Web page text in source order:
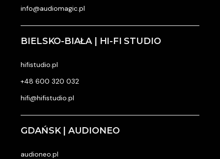
info@audiomagic.pl
BIELSKO-BIAŁA | HI-FI STUDIO
hifistudio.pl
+48 600 320 032
hifi@hifistudio.pl
GDAŃSK | AUDIONEO
audioneo.pl